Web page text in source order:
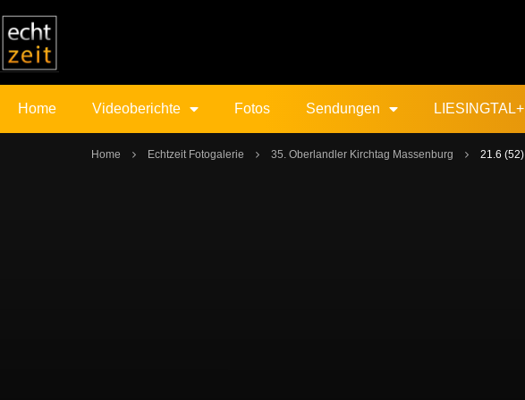
Home Videoberichte Fotos Sendungen LIESINGTAL+
Home Echtzeit Fotogalerie 35. Oberlandler Kirchtag Massenburg 21.6 (52)